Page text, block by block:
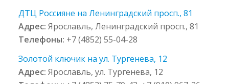
ДТЦ Россияне на Ленинградский просп., 81
Адрес:Ярославль, Ленинградский просп., 81
Телефоны: +7 (4852) 55-04-28
Золотой ключик на ул. Тургенева, 12
Адрес:Ярославль, ул. Тургенева, 12